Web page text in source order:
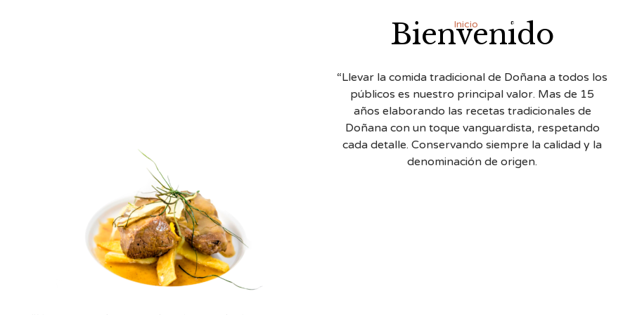
Inicio Carta
Bienvenido
“Llevar la comida tradicional de Doñana a todos los
públicos es nuestro principal valor. Mas de 15
años elaborando las recetas tradicionales de
Doñana con un toque vanguardista, respetando
cada detalle. Conservando siempre la calidad y la
denominación de origen.